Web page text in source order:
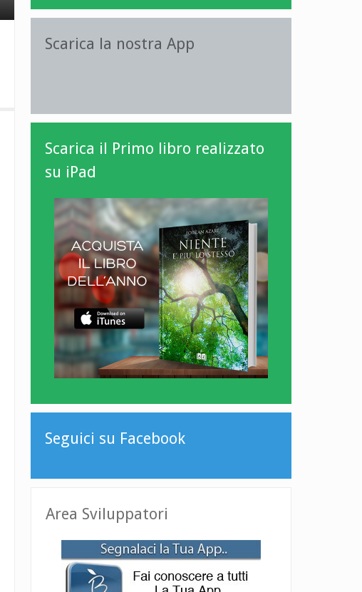
Scarica la nostra App
Scarica il Primo libro realizzato
su iPad
Seguici su Facebook
Area Sviluppatori